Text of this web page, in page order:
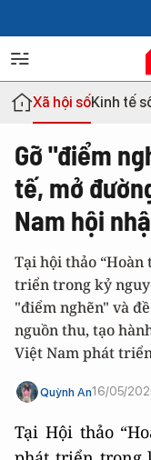
Xã hội sốKinh tế
Gỡ "điểm
tế, mở
Nam hội
Tại hội thảo
triển trong kỷ
"điểm nghẽn" và
nguồn thu, tạo
Việt Nam phát
Quỳnh An16/05/
Tại Hội thảo